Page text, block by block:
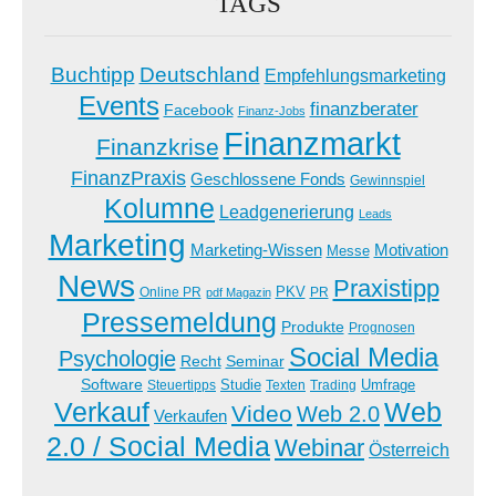
Buchtipp Deutschland Empfehlungsmarketing
Events Facebook Finanz-Jobs finanzberater
Finanzkrise Finanzmarkt
FinanzPraxis Geschlossene Fonds Gewinnspiel
Kolumne Leadgenerierung Leads
Marketing Marketing-Wissen Messe Motivation
News Online PR pdf Magazin PKV PR Praxistipp
Pressemeldung Produkte Prognosen
Psychologie Recht Seminar Social Media
Software Steuertipps Studie Texten Trading Umfrage
Verkauf Verkaufen Video Web 2.0Web
2.0 / Social MediaWebinar Österreich